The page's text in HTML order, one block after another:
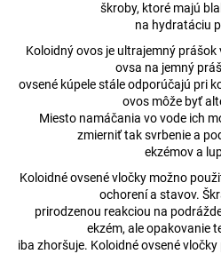
škroby, ktoré majú
na hydratáciu
Koloidný ovos je ultrajemný
ovsa na jemný
ovsené kúpele stále odporúčajú pri
ovos môže byť
Miesto namáčania vo vode ich
zmierniť tak svrbenie a
ekzémov a
Koloidné ovsené vločky možno
ochorení a stavov.
prirodzenou reakciou na
ekzém, ale opakovanie
iba zhoršuje. Koloidné ovsené